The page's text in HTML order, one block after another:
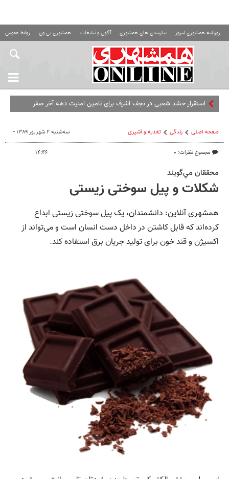
روزنامه همشهری امروز نیازمندی های همشهری آگهی و تبلیغات همشهری تی وی روابط عمومی
استقرار حشد شعبی در نجف اشرف برای تامین امنیت دهه آخر صفر
صفحه اصلی زندگی تغذیه و آشپزی
مجموع نظرات: ۰
سه‌شنبه ۲ شهریور ۱۳۸۹ -
۱۴:۴۶
محققان مي‌گويند
شکلات و پیل سوختی زیستی
همشهری آنلاین: دانشمندان، یک پیل سوختی زیستی ابداع
کرده‌اند که قابل کاشتن در داخل دست انسان است و می‌تواند از
اکسیژن و قند خون برای تولید جریان برق استفاده کند.